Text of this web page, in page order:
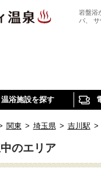
岩盤浴
パ、
温浴施設を探す
関東 > 埼玉県 > 吉川駅 >
のエリア